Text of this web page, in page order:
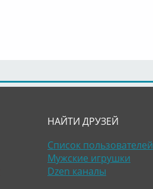
НАЙТИ ДРУЗЕЙ
Список пользователей
Мужские игрушки
Dzen каналы